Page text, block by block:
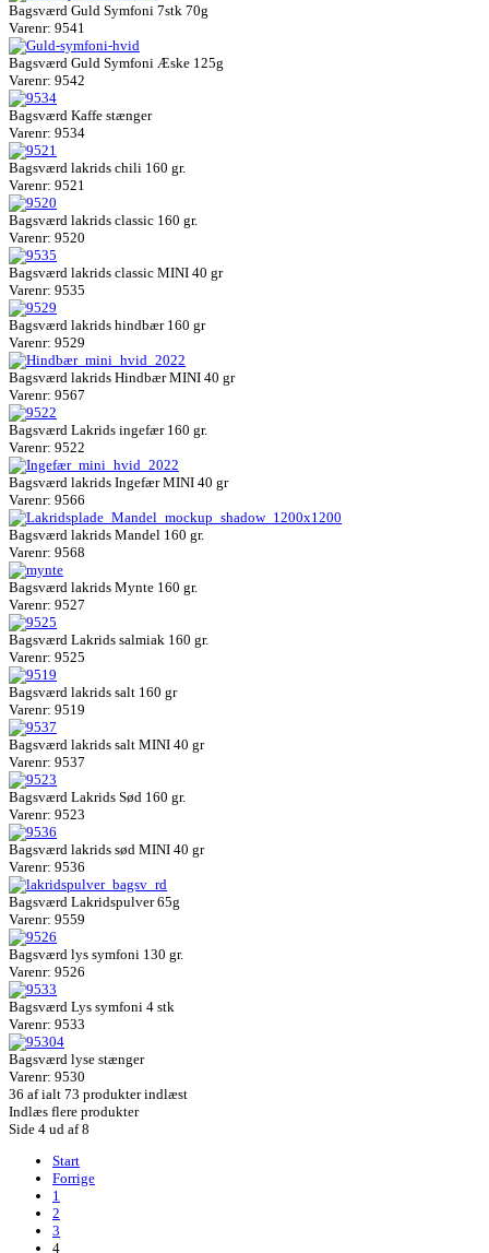
Bagsværd Guld Symfoni 7stk 70g
Varenr: 9541
Bagsværd Guld Symfoni Æske 125g
Varenr: 9542
Bagsværd Kaffe stænger
Varenr: 9534
Bagsværd lakrids chili 160 gr.
Varenr: 9521
Bagsværd lakrids classic 160 gr.
Varenr: 9520
Bagsværd lakrids classic MINI 40 gr
Varenr: 9535
Bagsværd lakrids hindbær 160 gr
Varenr: 9529
Bagsværd lakrids Hindbær MINI 40 gr
Varenr: 9567
Bagsværd Lakrids ingefær 160 gr.
Varenr: 9522
Bagsværd lakrids Ingefær MINI 40 gr
Varenr: 9566
Bagsværd lakrids Mandel 160 gr.
Varenr: 9568
Bagsværd lakrids Mynte 160 gr.
Varenr: 9527
Bagsværd Lakrids salmiak 160 gr.
Varenr: 9525
Bagsværd lakrids salt 160 gr
Varenr: 9519
Bagsværd lakrids salt MINI 40 gr
Varenr: 9537
Bagsværd Lakrids Sød 160 gr.
Varenr: 9523
Bagsværd lakrids sød MINI 40 gr
Varenr: 9536
Bagsværd Lakridspulver 65g
Varenr: 9559
Bagsværd lys symfoni 130 gr.
Varenr: 9526
Bagsværd Lys symfoni 4 stk
Varenr: 9533
Bagsværd lyse stænger
Varenr: 9530
36 af ialt 73 produkter indlæst
Indlæs flere produkter
Side 4 ud af 8
Start
Forrige
1
2
3
4